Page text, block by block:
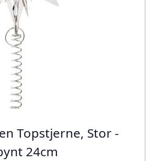
Topstjerne, Stor -
24cm